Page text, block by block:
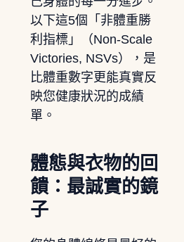
以下這5個「非體重勝
利指標」（Non-Scale
Victories, NSVs），是
比體重數字更能真實反
映您健康狀況的成績
單。
體態與衣物的回
饋：最誠實的鏡
子